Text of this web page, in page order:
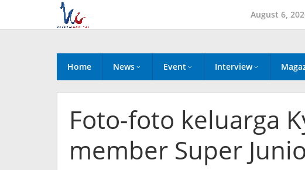
content
August 6,
Home News Event Interview
Foto-foto keluarga
member Super